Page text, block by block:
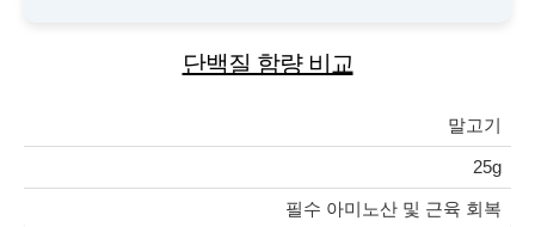
단백질 함량 비교
말고기
25g
필수 아미노산 및 근육 회복